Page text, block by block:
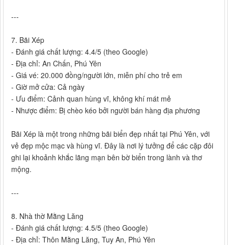
---
7. Bãi Xép
- Đánh giá chất lượng: 4.4/5 (theo Google)
- Địa chỉ: An Chấn, Phú Yên
- Giá vé: 20.000 đồng/người lớn, miễn phí cho trẻ em
- Giờ mở cửa: Cả ngày
- Ưu điểm: Cảnh quan hùng vĩ, không khí mát mẻ
- Nhược điểm: Bị chèo kéo bởi người bán hàng địa phương
Bãi Xép là một trong những bãi biển đẹp nhất tại Phú Yên, với
vẻ đẹp mộc mạc và hùng vĩ. Đây là nơi lý tưởng để các cặp đôi
ghi lại khoảnh khắc lãng mạn bên bờ biển trong lành và thơ
mộng.
---
8. Nhà thờ Mằng Lăng
- Đánh giá chất lượng: 4.5/5 (theo Google)
- Địa chỉ: Thôn Mằng Lăng, Tuy An, Phú Yên